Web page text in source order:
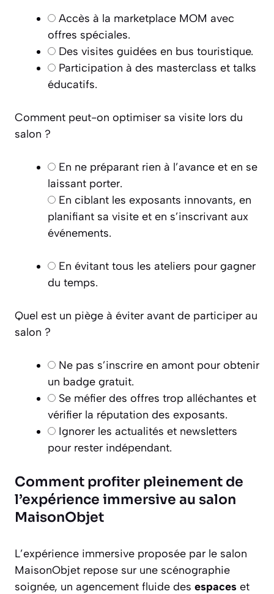
Accès à la marketplace MOM avec
offres spéciales.
Des visites guidées en bus touristique.
Participation à des masterclass et talks
éducatifs.
Comment peut-on optimiser sa visite lors du
salon ?
En ne préparant rien à l’avance et en se
laissant porter.
En ciblant les exposants innovants, en
planifiant sa visite et en s’inscrivant aux
événements.
En évitant tous les ateliers pour gagner
du temps.
Quel est un piège à éviter avant de participer au
salon ?
Ne pas s’inscrire en amont pour obtenir
un badge gratuit.
Se méfier des offres trop alléchantes et
vérifier la réputation des exposants.
Ignorer les actualités et newsletters
pour rester indépendant.
Comment profiter pleinement de
l’expérience immersive au salon
MaisonObjet
L’expérience immersive proposée par le salon
MaisonObjet repose sur une scénographie
soignée, un agencement fluide des espaces et